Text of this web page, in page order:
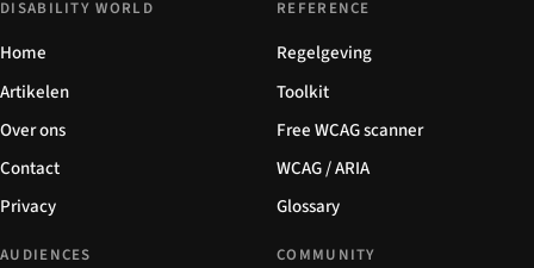
DISABILITY WORLD
Home
Artikelen
Over ons
Contact
Privacy
REFERENCE
Regelgeving
Toolkit
Free WCAG scanner
WCAG / ARIA
Glossary
AUDIENCES COMMUNITY